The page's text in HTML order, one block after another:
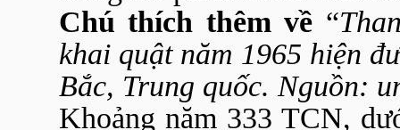
Chú thích thêm về “
khai quật năm 1965 hiện
Bắc, Trung quốc. Nguồn:
Khoảng năm 333 TCN,